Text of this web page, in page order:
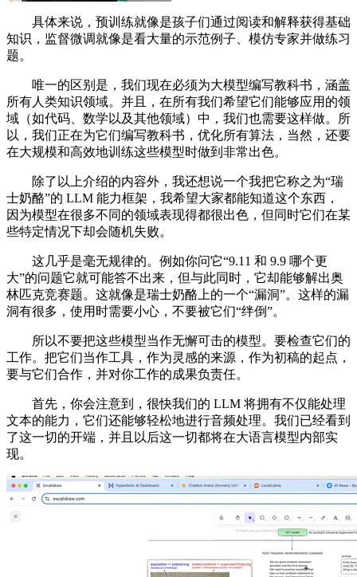
具体来说，预训练就像是孩子们通过阅读和解释获得基础
知识，监督微调就像是看大量的示范例子、模仿专家并做练习
题。
唯一的区别是，我们现在必须为大模型编写教科书，涵盖
所有人类知识领域。并且，在所有我们希望它们能够应用的领
域（如代码、数学以及其他领域）中，我们也需要这样做。所
以，我们正在为它们编写教科书，优化所有算法，当然，还要
在大规模和高效地训练这些模型时做到非常出色。
除了以上介绍的内容外，我还想说一个我把它称之为“瑞
士奶酪”的 LLM 能力框架，我希望大家都能知道这个东西，
因为模型在很多不同的领域表现得都很出色，但同时它们在某
些特定情况下却会随机失败。
这几乎是毫无规律的。例如你问它“9.11 和 9.9 哪个更
大”的问题它就可能答不出来，但与此同时，它却能够解出奥
林匹克竞赛题。这就像是瑞士奶酪上的一个“漏洞”。这样的漏
洞有很多，使用时需要小心，不要被它们“绊倒”。
所以不要把这些模型当作无懈可击的模型。要检查它们的
工作。把它们当作工具，作为灵感的来源，作为初稿的起点，
要与它们合作，并对你工作的成果负责任。
首先，你会注意到，很快我们的 LLM 将拥有不仅能处理
文本的能力，它们还能够轻松地进行音频处理。我们已经看到
了这一切的开端，并且以后这一切都将在大语言模型内部实
现。